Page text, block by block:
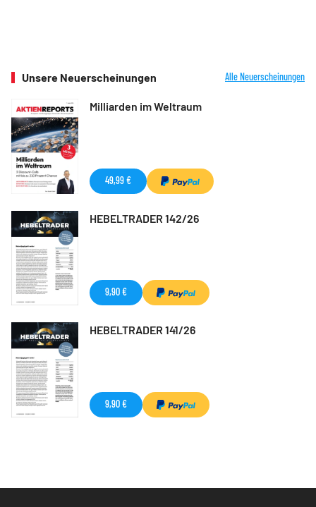
Unsere Neuerscheinungen Alle Neuerscheinungen
Milliarden im Weltraum
49,99 €
HEBELTRADER 142/26
9,90 €
HEBELTRADER 141/26
9,90 €